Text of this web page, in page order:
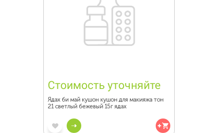
Стоимость уточняйте
Ядах би май кушон кушон для макияжа тон
21 светлый бежевый 15г ядах